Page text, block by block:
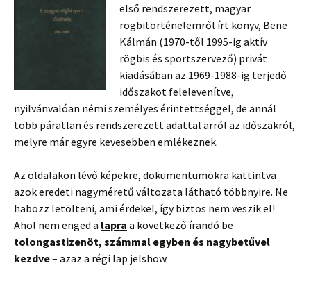
első rendszerezett, magyar
rögbitörténelemről írt könyv, Bene
Kálmán (1970-től 1995-ig aktív
rögbis és sportszervező) privát
kiadásában az 1969-1988-ig terjedő
időszakot felelevenítve,
nyilvánvalóan némi személyes érintettséggel, de annál
több páratlan és rendszerezett adattal arról az időszakról,
melyre már egyre kevesebben emlékeznek.
Az oldalakon lévő képekre, dokumentumokra kattintva
azok eredeti nagyméretű változata látható többnyire. Ne
habozz letölteni, ami érdekel, így biztos nem veszik el!
Ahol nem enged a lapra a következő írandó be
tolongastizenöt, számmal egyben és nagybetűvel
kezdve– azaz a régi lap jelshow.